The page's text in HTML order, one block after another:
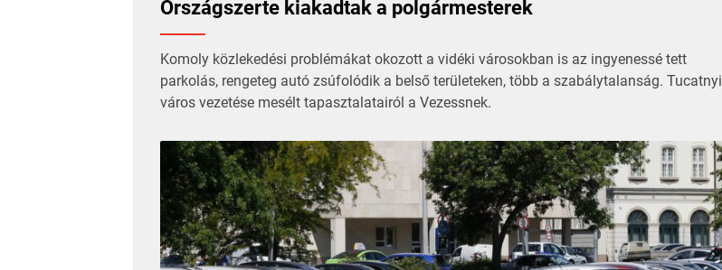
Országszerte kiakadtak a polgármesterek
Komoly közlekedési problémákat okozott a vidéki városokban is az ingyenessé tett
parkolás, rengeteg autó zsúfolódik a belső területeken, több a szabálytalanság. Tucatnyi
város vezetése mesélt tapasztalatairól a Vezessnek.